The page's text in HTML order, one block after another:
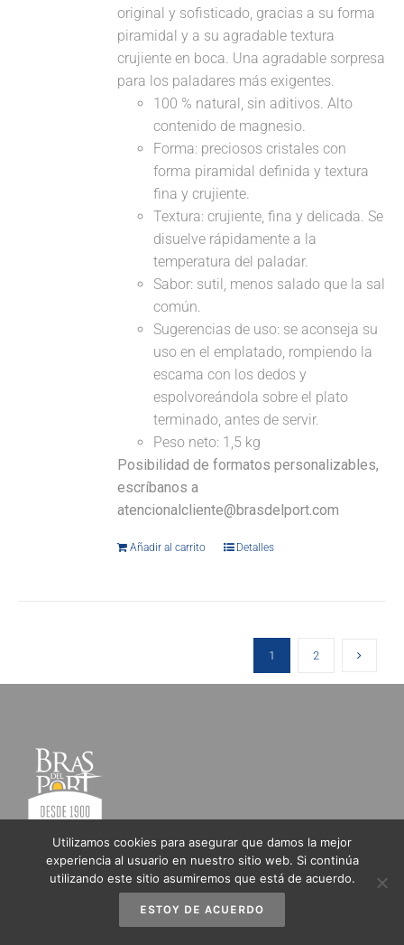
original y sofisticado, gracias a su forma
piramidal y a su agradable textura
crujiente en boca. Una agradable sorpresa
para los paladares más exigentes.
100 % natural, sin aditivos. Alto
contenido de magnesio.
Forma: preciosos cristales con
forma piramidal definida y textura
fina y crujiente.
Textura: crujiente, fina y delicada. Se
disuelve rápidamente a la
temperatura del paladar.
Sabor: sutil, menos salado que la sal
común.
Sugerencias de uso: se aconseja su
uso en el emplatado, rompiendo la
escama con los dedos y
espolvoreándola sobre el plato
terminado, antes de servir.
Peso neto: 1,5 kg
Posibilidad de formatos personalizables,
escríbanos a
atencionalcliente@brasdelport.com
Añadir al carrito Detalles
1 2
Ctra. Cartagena – Alicante, km 85
03130 Santa Pola - Alicante
+34 965 41 33 47
info@brasdelport.com
Utilizamos cookies para asegurar que damos la mejor
experiencia al usuario en nuestro sitio web. Si continúa
utilizando este sitio asumiremos que está de acuerdo.
ESTOY DE ACUERDO